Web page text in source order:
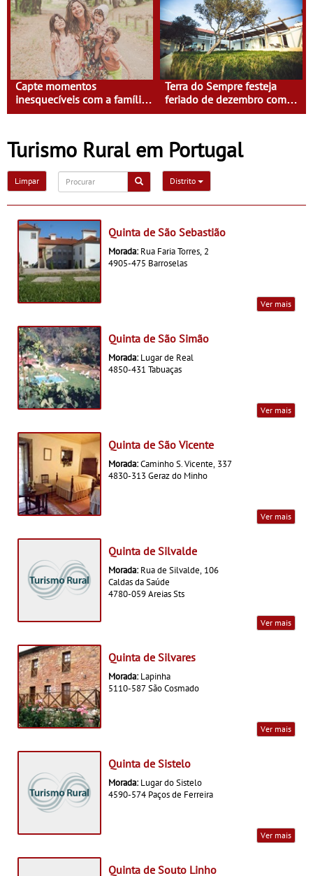
Capte momentos
inesquecíveis com a família
na Terra do Sempre
Terra do Sempre festeja
feriado de dezembro com
Isabel Saldanha
Turismo Rural em Portugal
Limpar Distrito
Quinta de São Sebastião
Morada: Rua Faria Torres, 2
4905-475 Barroselas
Ver mais
Quinta de São Simão
Morada: Lugar de Real
4850-431 Tabuaças
Ver mais
Quinta de São Vicente
Morada:Caminho S. Vicente, 337
4830-313 Geraz do Minho
Ver mais
Quinta de Silvalde
Morada: Rua de Silvalde, 106
Caldas da Saúde
4780-059 Areias Sts
Ver mais
Quinta de Silvares
Morada: Lapinha
5110-587 São Cosmado
Ver mais
Quinta de Sistelo
Morada: Lugar do Sistelo
4590-574 Paços de Ferreira
Ver mais
Quinta de Souto Linho